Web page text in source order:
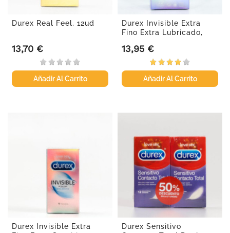
Durex Real Feel, 12ud
Precio
13,70 €
Añadir Al Carrito
Durex Invisible Extra
Fino Extra Lubricado,
Precio
13,95 €
Añadir Al Carrito
Durex Invisible Extra
Durex Sensitivo